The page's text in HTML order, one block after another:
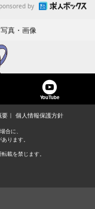
by
写真・画像
YouTube
要 個人情報保護方針
合に、
ります。
載を禁じます。